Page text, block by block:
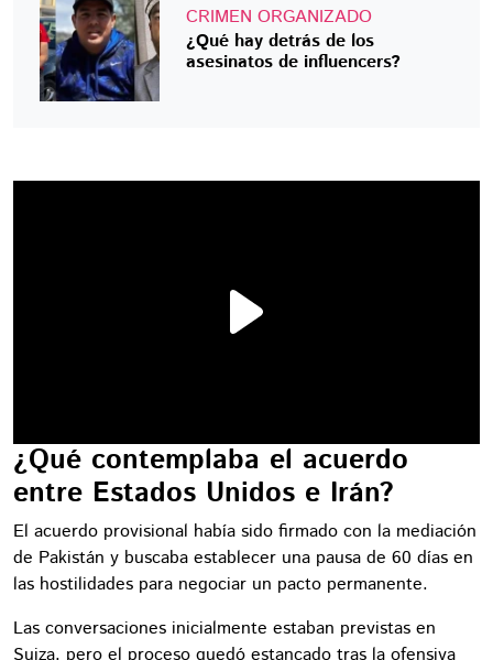
CRIMEN ORGANIZADO
¿Qué hay detrás de los
asesinatos de influencers?
¿Qué contemplaba el acuerdo
entre Estados Unidos e Irán?
El acuerdo provisional había sido firmado con la mediación
de Pakistán y buscaba establecer una pausa de 60 días en
las hostilidades para negociar un pacto permanente.
Las conversaciones inicialmente estaban previstas en
Suiza, pero el proceso quedó estancado tras la ofensiva